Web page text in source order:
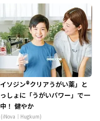
イソジン®クリアうがい薬」と
しょに「うがいパワー」で一
！ 健やか
(iNova｜Hugkum)